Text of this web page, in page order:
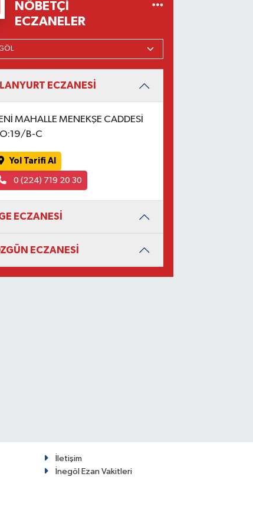
NÖBETÇI
ECZANELER
ECZANESİ
MAHALLE MENEKŞE CADDESİ
B-C
Yol Tarifi Al
0 (224) 719 20 30
ECZANESİ
ECZANESİ
İletişim
İnegöl Ezan Vakitleri